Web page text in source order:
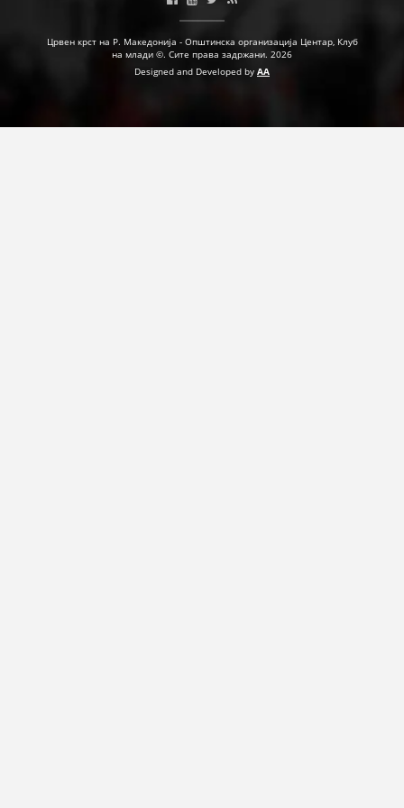
Црвен крст на Р. Македонија - Општинска организација Центар, Клуб
на млади ©. Сите права задржани. 2026
Designed and Developed by AA